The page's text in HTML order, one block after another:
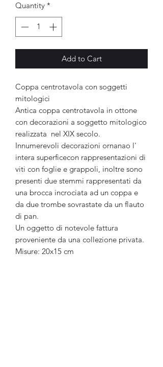
Quantity *
Add to Cart
Coppa centrotavola con soggetti
mitologici
Antica coppa centrotavola in ottone
con decorazioni a soggetto mitologico
realizzata nel XIX secolo.
Innumerevoli decorazioni ornanao l'
intera superficecon rappresentazioni di
viti con foglie e grappoli, inoltre sono
presenti due stemmi rappresentati da
una brocca incrociata ad un coppa e
da due trombe sovrastate da un flauto
di pan.
Un oggetto di notevole fattura
proveniente da una collezione privata.
Misure: 20x15 cm